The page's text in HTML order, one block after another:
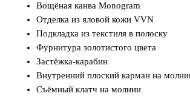
Вощёная канва Monogram
Отделка из яловой кожи VVN
Подкладка из текстиля в полоску
Фурнитура золотистого цвета
Застёжка-карабин
Внутренний плоский карман на
Съёмный клатч на молнии